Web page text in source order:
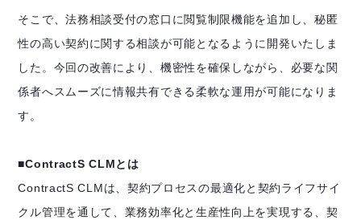
そこで、法務相談受付の窓口に閲覧制限機能を追加し、秘匿
性の高い契約に関する相談が可能となるように開発いたしま
した。今回の改善により、機密性を確保しながら、必要な関
係者へスムーズに情報共有できる柔軟な運用が可能になりま
す。
■ContractS CLMとは
ContractS CLMは、契約プロセスの最適化と契約ライフサイ
クル管理を通して、業務効率化と生産性向上を実現する、契